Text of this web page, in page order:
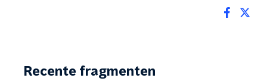
Recente fragmenten